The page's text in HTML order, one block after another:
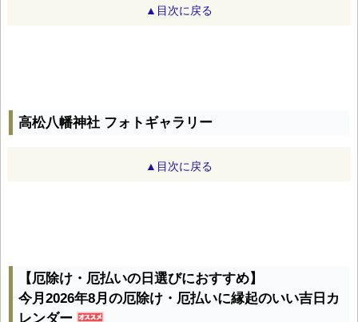
▲目次に戻る
高松八幡神社 フォトギャラリー
▲目次に戻る
【厄除け・厄払いの日選びにおすすめ】
今月2026年8月の厄除け・厄払いに縁起のいい吉日カ
レンダー